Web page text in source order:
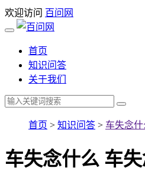
欢迎访问 百问网
首页
知识问答
关于我们
首页 > 知识问答 > 车失念
车失念什么 车